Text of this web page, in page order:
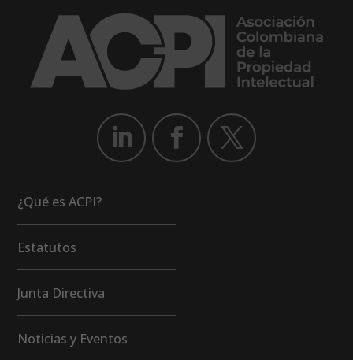
¿Qué es ACPI?
Estatutos
Junta Directiva
Noticias y Eventos